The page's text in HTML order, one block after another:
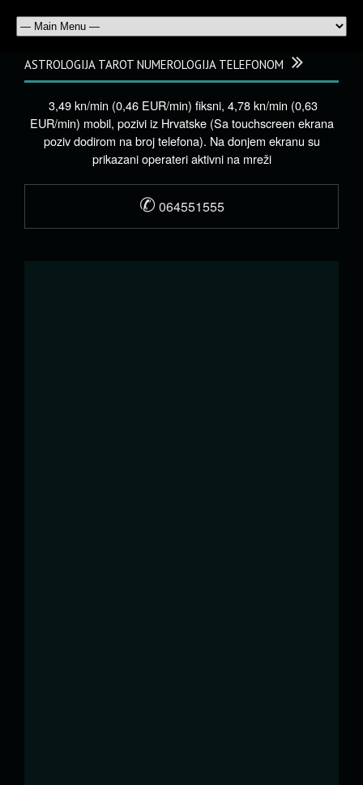
ASTROLOGIJA TAROT NUMEROLOGIJA TELEFONOM
3,49 kn/min (0,46 EUR/min) fiksni, 4,78 kn/min (0,63
EUR/min) mobil, pozivi iz Hrvatske (Sa touchscreen ekrana
poziv dodirom na broj telefona). Na donjem ekranu su
prikazani operateri aktivni na mreži
✆ 064551555